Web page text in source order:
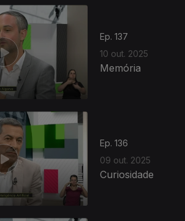
Ep. 137
10 out. 2025
Memória
Ep. 136
09 out. 2025
Curiosidade